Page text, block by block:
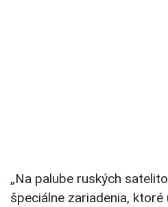
„Na palube ruských
špeciálne zariadenia,